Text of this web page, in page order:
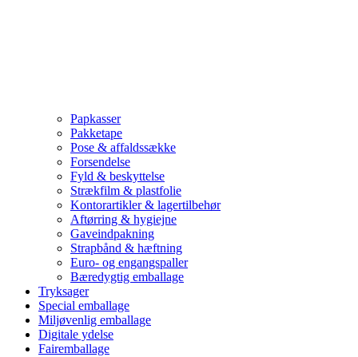
Papkasser
Pakketape
Pose & affaldssække
Forsendelse
Fyld & beskyttelse
Strækfilm & plastfolie
Kontorartikler & lagertilbehør
Aftørring & hygiejne
Gaveindpakning
Strapbånd & hæftning
Euro- og engangspaller
Bæredygtig emballage
Tryksager
Special emballage
Miljøvenlig emballage
Digitale ydelse
Fairemballage